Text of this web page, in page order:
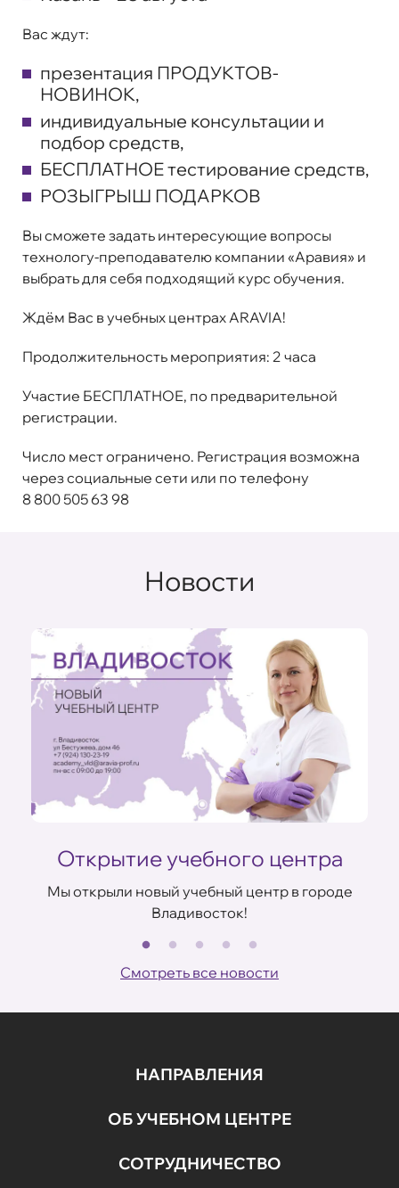
Вас ждут:
презентация ПРОДУКТОВ-
НОВИНОК,
индивидуальные консультации и
подбор средств,
БЕСПЛАТНОЕ тестирование средств,
РОЗЫГРЫШ ПОДАРКОВ
Вы сможете задать интересующие вопросы
технологу-преподавателю компании «Аравия» и
выбрать для себя подходящий курс обучения.
Ждём Вас в учебных центрах ARAVIA!
Продолжительность мероприятия: 2 часа
Участие БЕСПЛАТНОЕ, по предварительной
регистрации.
Число мест ограничено. Регистрация возможна
через социальные сети или по телефону
8 800 505 63 98
Новости
Открытие учебного центра
Мы открыли новый учебный центр в городе
Владивосток!
Смотреть все новости
НАПРАВЛЕНИЯ
ОБ УЧЕБНОМ ЦЕНТРЕ
СОТРУДНИЧЕСТВО